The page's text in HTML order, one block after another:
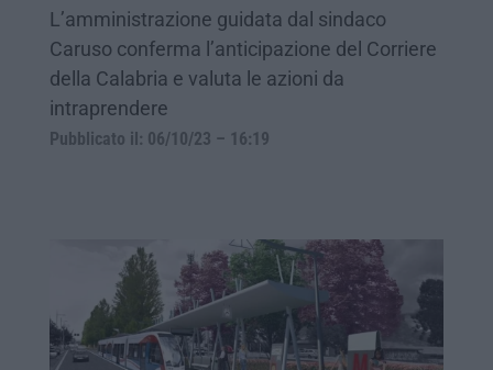
L’amministrazione guidata dal sindaco
Caruso conferma l’anticipazione del Corriere
della Calabria e valuta le azioni da
intraprendere
Pubblicato il: 06/10/23 – 16:19